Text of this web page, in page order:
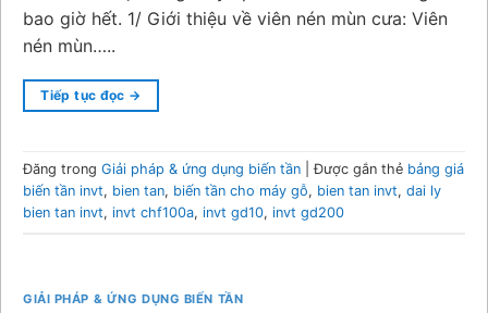
bao giờ hết. 1/ Giới thiệu về viên nén mùn cưa: Viên
nén mùn…..
Tiếp tục đọc →
Đăng trong Giải pháp & ứng dụng biến tần |Được gắn thẻ bảng giá
biến tần invt, bien tan, biến tần cho máy gỗ, bien tan invt, dai ly
bien tan invt, invt chf100a, invt gd10, invt gd200
GIẢI PHÁP & ỨNG DỤNG BIẾN TẦN